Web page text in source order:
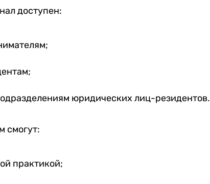
доступен:
юридических лиц-резидентов.
смогут:
практикой;